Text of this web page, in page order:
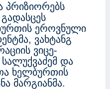
პრიზიორებს
ეროვნული
ვახტანგ
ვიცე-
და
ხელბურთის
მარგიანმა.